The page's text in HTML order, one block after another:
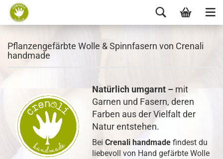
Pflanzengefärbte Wolle & Spinnfasern von Crenali
handmade
Natürlich umgarnt – mit
Garnen und Fasern, deren
Farben aus der Vielfalt der
Natur entstehen.
Bei Crenali handmade findest du
liebevoll von Hand gefärbte Wolle